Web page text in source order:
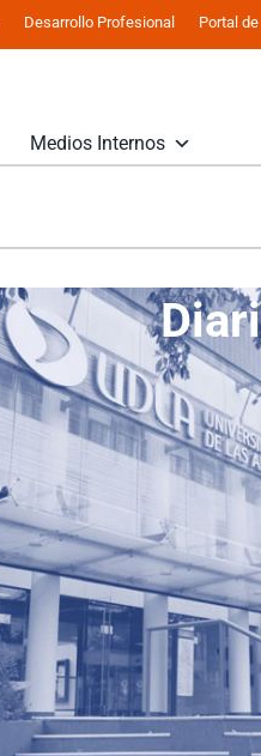
Desarrollo Profesional Portal
Medios Internos